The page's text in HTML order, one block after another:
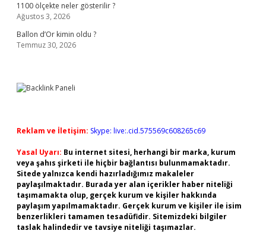
1100 ölçekte neler gösterilir ?
Ağustos 3, 2026
Ballon d’Or kimin oldu ?
Temmuz 30, 2026
Reklam ve İletişim: Skype: live:.cid.575569c608265c69
Yasal Uyarı: Bu internet sitesi, herhangi bir marka, kurum
veya şahıs şirketi ile hiçbir bağlantısı bulunmamaktadır.
Sitede yalnızca kendi hazırladığımız makaleler
paylaşılmaktadır. Burada yer alan içerikler haber niteliği
taşımamakta olup, gerçek kurum ve kişiler hakkında
paylaşım yapılmamaktadır. Gerçek kurum ve kişiler ile isim
benzerlikleri tamamen tesadüfidir. Sitemizdeki bilgiler
taslak halindedir ve tavsiye niteliği taşımazlar.